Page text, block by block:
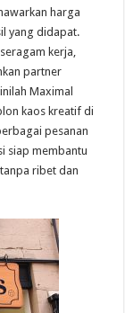
harga
yang didapat.
kerja,
partner
Maximal
kaos kreatif di
pesanan
siap membantu
ribet dan